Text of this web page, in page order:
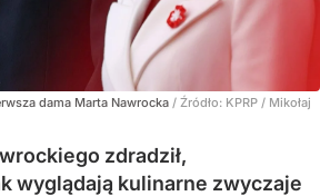
dama Marta Nawrocka / Źródło: KPRP / Mikołaj
zdradził,
wyglądają kulinarne zwyczaje